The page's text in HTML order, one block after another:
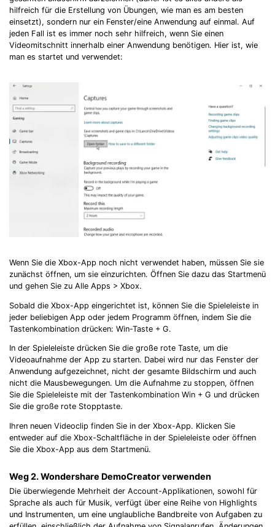
hilfreich für die Erstellung von Übungen, wie man es am besten
einsetzt), sondern nur ein Fenster/eine Anwendung auf einmal. Auf
jeden Fall ist es immer noch sehr hilfreich, wenn Sie einen
Videomitschnitt innerhalb einer Anwendung benötigen. Hier ist, wie
man es startet und verwendet:
Wenn Sie die Xbox-App noch nicht verwendet haben, müssen Sie sie
zunächst öffnen, um sie einzurichten. Öffnen Sie dazu das Startmenü
und gehen Sie zu Alle Apps > Xbox.
Sobald die Xbox-App eingerichtet ist, können Sie die Spieleleiste in
jeder beliebigen App oder jedem Programm öffnen, indem Sie die
Tastenkombination drücken: Win-Taste + G.
In der Spieleleiste drücken Sie die große rote Taste, um die
Videoaufnahme der App zu starten. Dabei wird nur das Fenster der
Anwendung aufgezeichnet, nicht der gesamte Bildschirm und auch
nicht die Mausbewegungen. Um die Aufnahme zu stoppen, öffnen
Sie die Spieleleiste mit der Tastenkombination Win + G und drücken
Sie die große rote Stopptaste.
Ihren neuen Videoclip finden Sie in der Xbox-App. Klicken Sie
entweder auf die Xbox-Schaltfläche in der Spieleleiste oder öffnen
Sie die Xbox-App aus dem Startmenü.
Weg 2. Wondershare DemoCreator verwenden
Die überwiegende Mehrheit der Account-Applikationen, sowohl für
Sprache als auch für Musik, verfügt über eine Reihe von Highlights
und Instrumenten, um eine unglaubliche Bandbreite von Aufgaben zu